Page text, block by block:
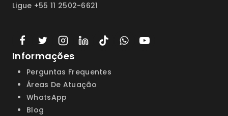
Ligue +55 11 2502-6621
Informações
Perguntas Frequentes
Áreas De Atuação
WhatsApp
Blog